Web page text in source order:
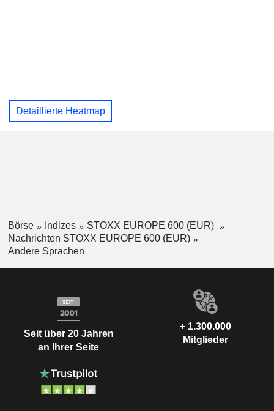
Detaillierte Heatmap
Börse Indizes
STOXX EUROPE 600 (EUR)
Nachrichten STOXX EUROPE 600 (EUR)
Andere Sprachen
Seit über 20 Jahren
an Ihrer Seite
+ 1.300.000
Mitglieder